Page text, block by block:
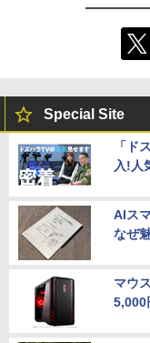
Special Site
「ド
入!人
AIス
なぜ
マウ
5,000